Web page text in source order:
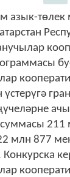
азык-төлек
млн 877